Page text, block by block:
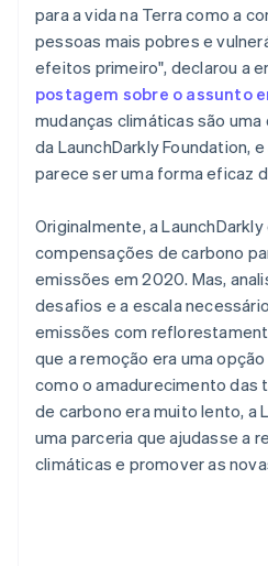
para a vida na Terra como a
pessoas mais pobres e
efeitos primeiro", declarou a
postagem sobre o assunto
mudanças climáticas são
da LaunchDarkly Foundation,
parece ser uma forma eficaz
Originalmente, a
compensações de carbono
emissões em 2020. Mas,
desafios e a escala
emissões com
que a remoção era uma
como o amadurecimento das
de carbono era muito lento, a
uma parceria que ajudasse a
climáticas e promover as